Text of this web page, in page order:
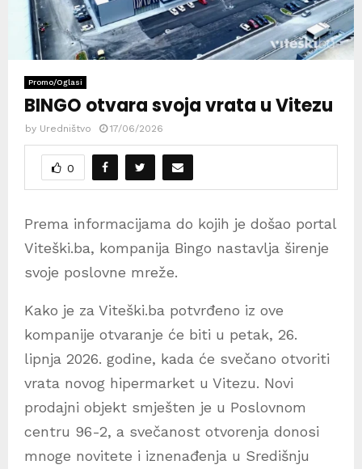
Promo/Oglasi
BINGO otvara svoja vrata u Vitezu
by Uredništvo 17/06/2026
0
Prema informacijama do kojih je došao portal
Viteški.ba, kompanija Bingo nastavlja širenje
svoje poslovne mreže.
Kako je za Viteški.ba potvrđeno iz ove
kompanije otvaranje će biti u petak, 26.
lipnja 2026. godine, kada će svečano otvoriti
vrata novog hipermarket u Vitezu. Novi
prodajni objekt smješten je u Poslovnom
centru 96-2, a svečanost otvorenja donosi
mnoge novitete i iznenađenja u Središnju